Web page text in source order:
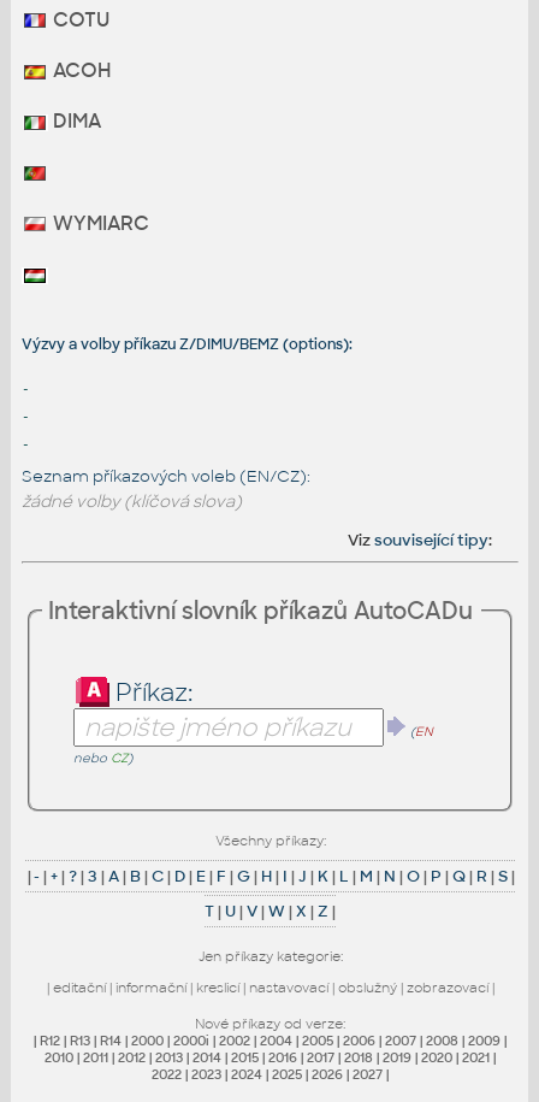
COTU
ACOH
DIMA
WYMIARC
Výzvy a volby příkazu Z/DIMU/BEMZ (options):
-
-
-
Seznam příkazových voleb (EN/CZ):
žádné volby (klíčová slova)
Vizsouvisející tipy:
Interaktivní slovník příkazů AutoCADu
Příkaz:
(EN
nebo CZ)
Všechny příkazy:
|- |+|?|3 |A| B|C| D| E| F |G| H| I |J | K| L | M | N |O| P |Q| R |S|
T| U|V|W|X |Z |
Jen příkazy kategorie:
| editační| informační| kreslicí| nastavovací| obslužný| zobrazovací|
Nové příkazy od verze:
| R12 | R13 | R14 | 2000 | 2000i | 2002 | 2004 | 2005 | 2006 | 2007 | 2008 | 2009 |
2010 | 2011 | 2012 | 2013 | 2014 | 2015 | 2016 | 2017 | 2018 | 2019 | 2020 | 2021 |
2022 | 2023 | 2024 | 2025 | 2026 | 2027 |